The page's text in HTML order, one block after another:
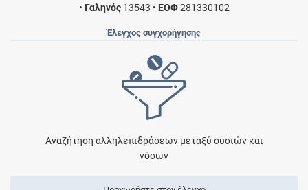
• Γαληνός13543 • ΕΟΦ281330102
Έλεγχος συγχορήγησης
Αναζήτηση αλληλεπιδράσεων μεταξύ ουσιών και
νόσων